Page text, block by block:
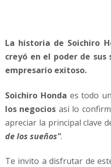
u
e
ñ
s
La historia de Soichiro
creyó en el poder de
empresario exitoso.
Soichiro Honda es todo un
los negocios asi lo
apreciar la principal clave
de los sueños".
Te invito a disfrutar de